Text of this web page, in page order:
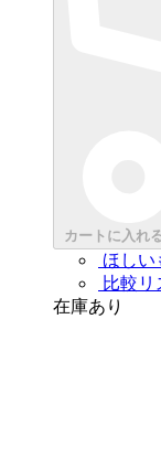
カートに入れ
ほしい
比較リ
在庫あり